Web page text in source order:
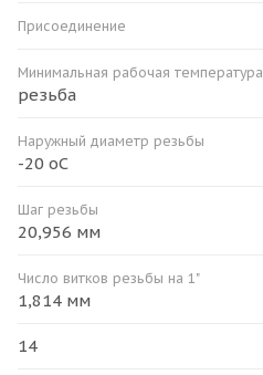
Присоединение
Минимальная рабочая температура
резьба
Наружный диаметр резьбы
-20 оС
Шаг резьбы
20,956 мм
Число витков резьбы на 1"
1,814 мм
14